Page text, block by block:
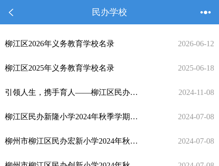
民办学校
柳江区2026年义务教育学校名录 2026-06-12
柳江区2025年义务教育学校名录 2025-06-18
引领人生，携手育人——柳江区民办宏新小学举办“业界精英进校园”暨课堂开放日活动 2024-11-08
柳江区民办新隆小学2024年秋季学期招生公告 2024-07-08
柳州市柳江区民办宏新小学2024年秋季学期招生公告 2024-07-08